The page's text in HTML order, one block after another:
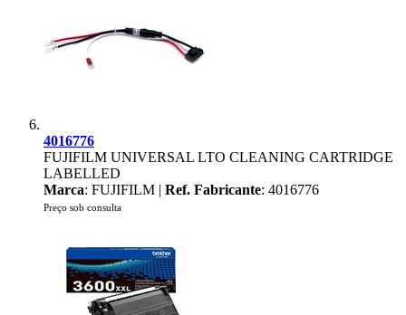
4016776
FUJIFILM UNIVERSAL LTO CLEANING CARTRIDGE
LABELLED
Marca: FUJIFILM | Ref. Fabricante: 4016776
Preço sob consulta